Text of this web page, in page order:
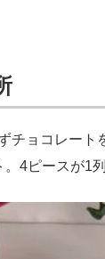
チョコレート
4ピースが1